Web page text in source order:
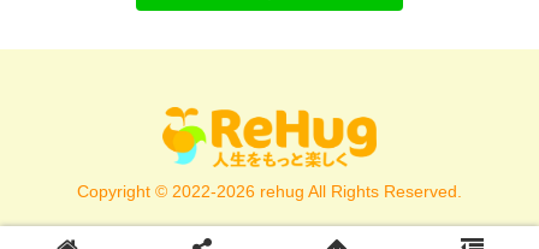
Copyright © 2022-2026 rehug All Rights Reserved.